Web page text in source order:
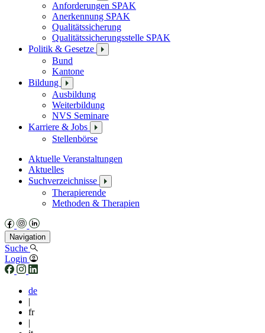
Anforderungen SPAK
Anerkennung SPAK
Qualitätssicherung
Qualitätssicherungsstelle SPAK
Politik & Gesetze
Bund
Kantone
Bildung
Ausbildung
Weiterbildung
NVS Seminare
Karriere & Jobs
Stellenbörse
Aktuelle Veranstaltungen
Aktuelles
Suchverzeichnisse
Therapierende
Methoden & Therapien
Navigation
Suche
Login
de
|
fr
|